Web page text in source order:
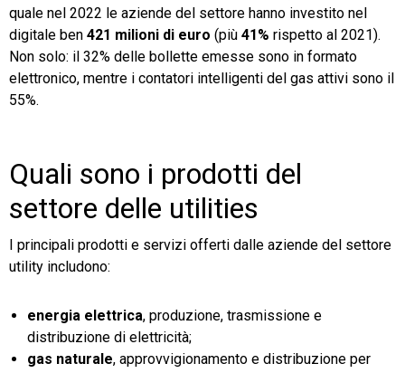
quale nel 2022 le aziende del settore hanno investito nel
digitale ben 421 milioni di euro (più 41% rispetto al 2021).
Non solo: il 32% delle bollette emesse sono in formato
elettronico, mentre i contatori intelligenti del gas attivi sono il
55%.
Quali sono i prodotti del
settore delle utilities
I principali prodotti e servizi offerti dalle aziende del settore
utility includono:
energia elettrica, produzione, trasmissione e
distribuzione di elettricità;
gas naturale, approvvigionamento e distribuzione per